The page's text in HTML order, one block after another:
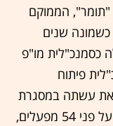
הממוקם
כשמונה שנים
כסמנכ"לית מו"פ
פיתוח
זאת עשתה במסגרת
פעילותה של של כיל בחו"ל, המתפרסת על פני 54 מפעלים,